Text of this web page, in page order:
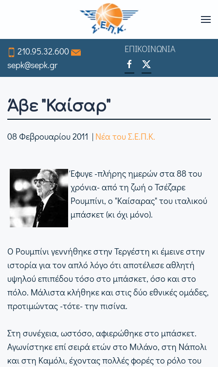
to
main
content
210.95.32.600
sepk@sepk.gr
ΕΠΙΚΟΙΝΩΝΙΑ
Άβε "Καίσαρ"
08 Φεβρουαρίου 2011 | Νέα του Σ.Ε.Π.Κ.
Έφυγε -πλήρης ημερών στα 88 του
χρόνια- από τη ζωή ο Τσέζαρε
Ρουμπίνι, ο "Καίσαρας" του ιταλικού
μπάσκετ (κι όχι μόνο).
Ο Ρουμπίνι γεννήθηκε στην Τεργέστη κι έμεινε στην
ιστορία για τον απλό λόγο ότι αποτέλεσε αθλητή
υψηλού επιπέδου τόσο στο μπάσκετ, όσο και στο
πόλο. Μάλιστα κλήθηκε και στις δύο εθνικές ομάδες,
προτιμώντας -τότε- την πισίνα.
Στη συνέχεια, ωστόσο, αφιερώθηκε στο μπάσκετ.
Αγωνίστηκε επί σειρά ετών στο Μιλάνο, στη Νάπολι
και στη Καμόλι, έχοντας πολλές φορές το ρόλο του